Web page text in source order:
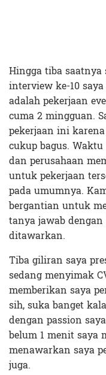
Hingga tiba
interview ke-10
adalah pekerjaan
cuma 2 mingguan.
pekerjaan ini
cukup bagus.
dan perusahaan
untuk pekerjaan
pada umumnya.
bergantian untuk
tanya jawab
ditawarkan.
Tiba giliran saya
sedang menyimak
memberikan saya
sih, suka banget
dengan passion
belum 1 menit saya
menawarkan saya
juga.